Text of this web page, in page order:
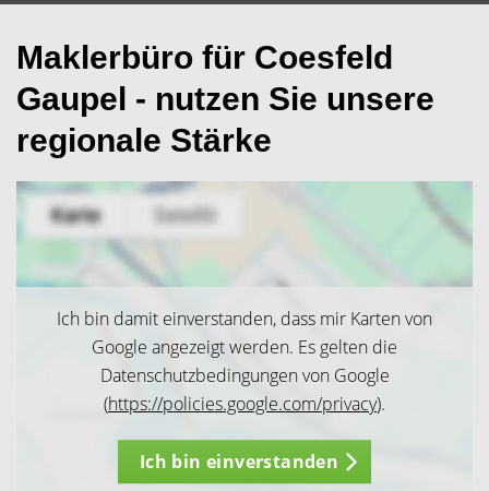
Maklerbüro für Coesfeld
Gaupel - nutzen Sie unsere
regionale Stärke
Ich bin damit einverstanden, dass mir Karten von
Google angezeigt werden. Es gelten die
Datenschutzbedingungen von Google
(https://policies.google.com/privacy).
Ich bin einverstanden